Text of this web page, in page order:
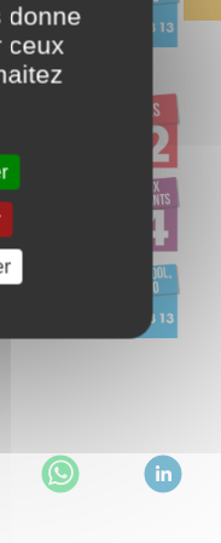
donne
ceux